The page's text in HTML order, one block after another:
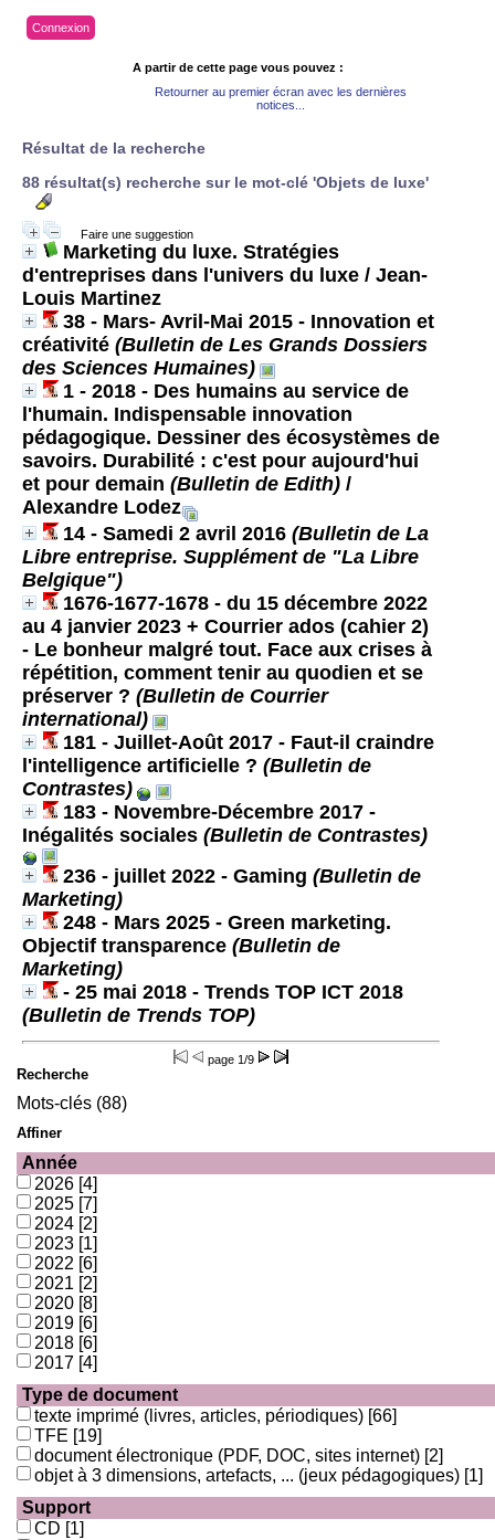
Connexion
A partir de cette page vous pouvez :
Retourner au premier écran avec les dernières
notices...
Résultat de la recherche
88 résultat(s) recherche sur le mot-clé 'Objets de luxe'
Faire une suggestion
Marketing du luxe. Stratégies
d'entreprises dans l'univers du luxe / Jean-
Louis Martinez
38 - Mars- Avril-Mai 2015 - Innovation et
créativité (Bulletin de Les Grands Dossiers
des Sciences Humaines)
1 - 2018 - Des humains au service de
l'humain. Indispensable innovation
pédagogique. Dessiner des écosystèmes de
savoirs. Durabilité : c'est pour aujourd'hui
et pour demain (Bulletin de Edith) /
Alexandre Lodez
14 - Samedi 2 avril 2016 (Bulletin de La
Libre entreprise. Supplément de "La Libre
Belgique")
1676-1677-1678 - du 15 décembre 2022
au 4 janvier 2023 + Courrier ados (cahier 2)
- Le bonheur malgré tout. Face aux crises à
répétition, comment tenir au quodien et se
préserver ? (Bulletin de Courrier
international)
181 - Juillet-Août 2017 - Faut-il craindre
l'intelligence artificielle ? (Bulletin de
Contrastes)
183 - Novembre-Décembre 2017 -
Inégalités sociales (Bulletin de Contrastes)
236 - juillet 2022 - Gaming (Bulletin de
Marketing)
248 - Mars 2025 - Green marketing.
Objectif transparence (Bulletin de
Marketing)
- 25 mai 2018 - Trends TOP ICT 2018
(Bulletin de Trends TOP)
page 1/9
Recherche
Mots-clés (88)
Affiner
Année
2026 [4]
2025 [7]
2024 [2]
2023 [1]
2022 [6]
2021 [2]
2020 [8]
2019 [6]
2018 [6]
2017 [4]
Type de document
texte imprimé (livres, articles, périodiques) [66]
TFE [19]
document électronique (PDF, DOC, sites internet) [2]
objet à 3 dimensions, artefacts, ... (jeux pédagogiques) [1]
Support
CD [1]